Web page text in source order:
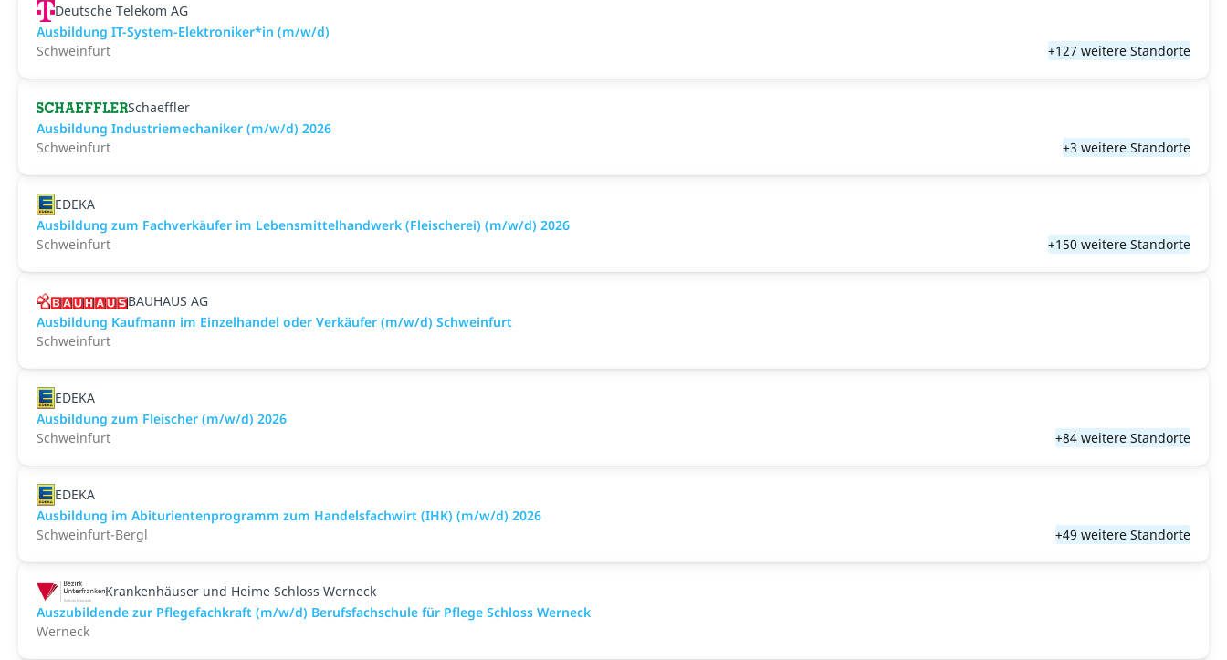
Deutsche Telekom AG
Ausbildung IT-System-Elektroniker*in (m/w/d)
Schweinfurt
+127 weitere Standorte
Schaeffler
Ausbildung Industriemechaniker (m/w/d) 2026
Schweinfurt
+3 weitere Standorte
EDEKA
Ausbildung zum Fachverkäufer im Lebensmittelhandwerk (Fleischerei) (m/w/d) 2026
Schweinfurt
+150 weitere Standorte
BAUHAUS AG
Ausbildung Kaufmann im Einzelhandel oder Verkäufer (m/w/d) Schweinfurt
Schweinfurt
EDEKA
Ausbildung zum Fleischer (m/w/d) 2026
Schweinfurt
+84 weitere Standorte
EDEKA
Ausbildung im Abiturientenprogramm zum Handelsfachwirt (IHK) (m/w/d) 2026
Schweinfurt-Bergl
+49 weitere Standorte
Krankenhäuser und Heime Schloss Werneck
Auszubildende zur Pflegefachkraft (m/w/d) Berufsfachschule für Pflege Schloss Werneck
Werneck